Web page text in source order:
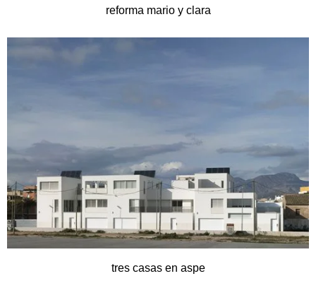
reforma mario y clara
tres casas en aspe